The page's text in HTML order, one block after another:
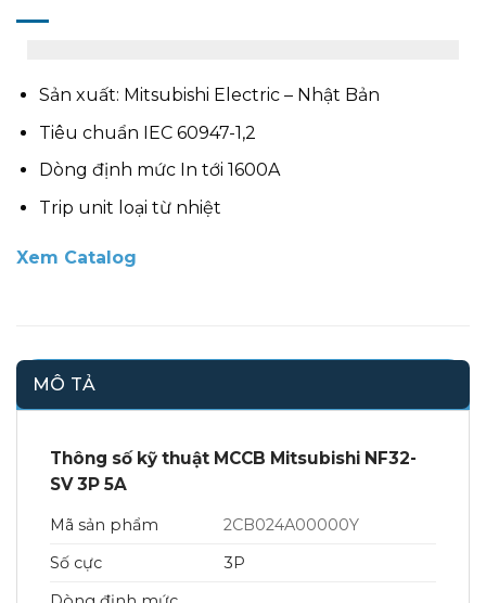
Sản xuất: Mitsubishi Electric – Nhật Bản
Tiêu chuẩn IEC 60947-1,2
Dòng định mức In tới 1600A
Trip unit loại từ nhiệt
Xem Catalog
MÔ TẢ
Thông số kỹ thuật MCCB Mitsubishi NF32-
SV 3P 5A
Mã sản phẩm
2CB024A00000Y
Số cực
3P